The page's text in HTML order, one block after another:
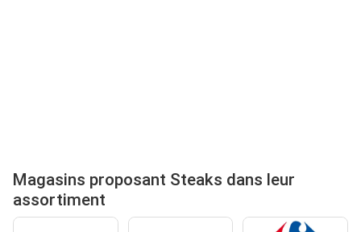
Magasins proposant Steaks dans leur
assortiment